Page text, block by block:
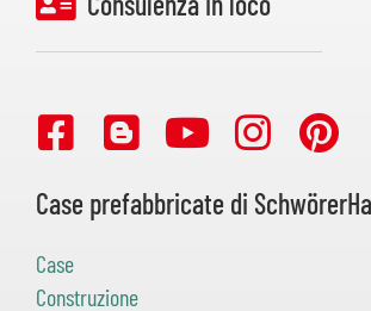
Case prefabbricate di
Case
Construzione